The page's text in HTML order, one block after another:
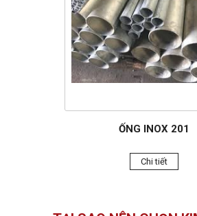
ỐNG INOX 201
Chi tiết